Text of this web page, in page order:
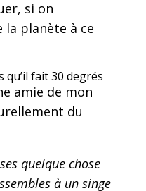
si on
planète à ce
fait 30 degrés
amie de mon
du
quelque chose
à un singe